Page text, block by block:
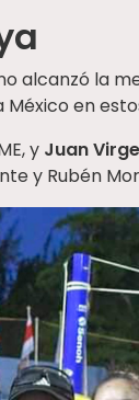
alcanzó la
México en
y Juan
y Rubén